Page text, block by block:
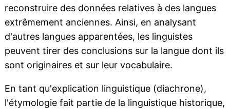
reconstruire des données relatives à des langues
extrêmement anciennes. Ainsi, en analysant
d'autres langues apparentées, les linguistes
peuvent tirer des conclusions sur la langue dont ils
sont originaires et sur leur vocabulaire.
En tant qu'explication linguistique (diachrone),
l'étymologie fait partie de la linguistique historique,